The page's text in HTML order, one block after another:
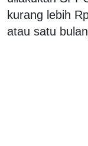
kurang lebih
atau satu